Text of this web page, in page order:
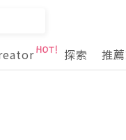
探索 推